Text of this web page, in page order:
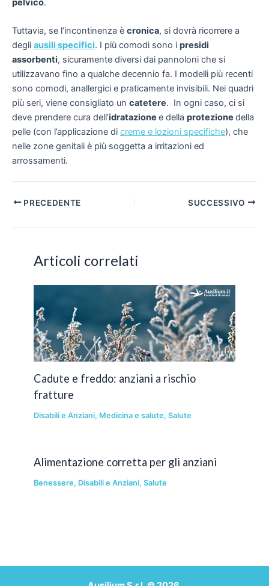
pelvico.
Tuttavia, se l’incontinenza è cronica, si dovrà ricorrere a
degli ausili specifici. I più comodi sono i presidi
assorbenti, sicuramente diversi dai pannoloni che si
utilizzavano fino a qualche decennio fa. I modelli più recenti
sono comodi, anallergici e praticamente invisibili. Nei quadri
più seri, viene consigliato un catetere. In ogni caso, ci si
deve prendere cura dell’idratazione e della protezione della
pelle (con l’applicazione di creme e lozioni specifiche), che
nelle zone genitali è più soggetta a irritazioni ed
arrossamenti.
Navigazione
PRECEDENTE SUCCESSIVO
Articoli correlati
Cadute e freddo: anziani a rischio
fratture
Disabili e Anziani, Medicina e salute,Salute
Alimentazione corretta per gli anziani
Benessere, Disabili e Anziani,Salute